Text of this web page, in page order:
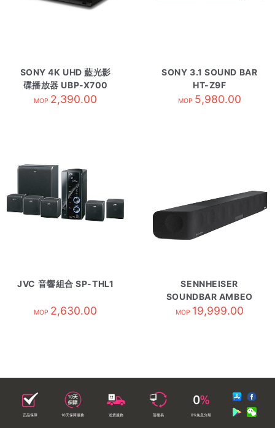
SONY 4K UHD 藍光影
碟播放器 UBP-X700
MOP 2,390.00
SONY 3.1 SOUND BAR
HT-Z9F
MOP 5,980.00
JVC 音響組合 SP-THL1
MOP 2,630.00
SENNHEISER
SOUNDBAR AMBEO
MOP 19,999.00
正品保障 10天保障服務 送貨服務 落樓易 0%免息分期